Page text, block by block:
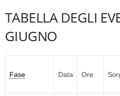
TABELLA DEGLI
GIUGNO
Fase Data Ore